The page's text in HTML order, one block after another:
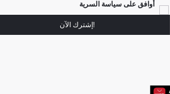
أوافق على سياسة السرية
!إشترك الآن